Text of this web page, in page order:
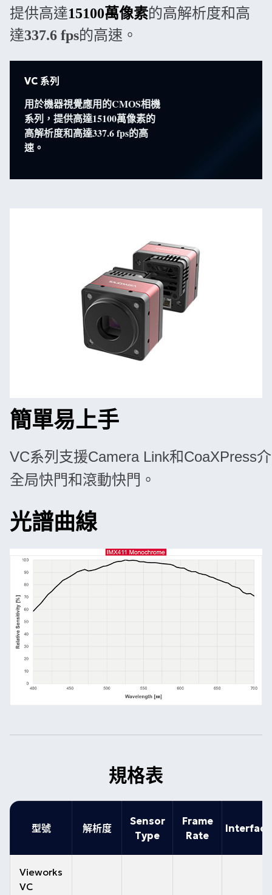
提供高達15100萬像素的高解析度和高
達337.6 fps的高速。
VC 系列
用於機器視覺應用的CMOS相機
系列，提供高達15100萬像素的
高解析度和高達337.6fps的高
速。
簡單易上手
VC系列支援Camera Link和CoaXPress
全局快門和滾動快門。
光譜曲線
規格表
型號 解析度
Sensor
Type
Frame
Rate
Interface
Vieworks
VC